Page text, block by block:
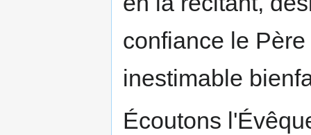
confiance le
inestimable
Écoutons